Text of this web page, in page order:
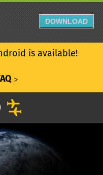
is available!
ᐳ
DOWNLOAD